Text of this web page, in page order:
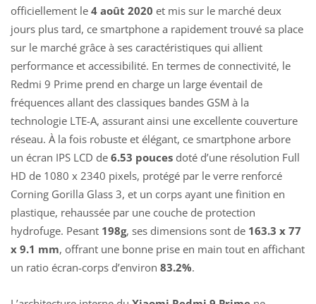
officiellement le 4 août 2020 et mis sur le marché deux
jours plus tard, ce smartphone a rapidement trouvé sa place
sur le marché grâce à ses caractéristiques qui allient
performance et accessibilité. En termes de connectivité, le
Redmi 9 Prime prend en charge un large éventail de
fréquences allant des classiques bandes GSM à la
technologie LTE-A, assurant ainsi une excellente couverture
réseau. À la fois robuste et élégant, ce smartphone arbore
un écran IPS LCD de 6.53 pouces doté d’une résolution Full
HD de 1080 x 2340 pixels, protégé par le verre renforcé
Corning Gorilla Glass 3, et un corps ayant une finition en
plastique, rehaussée par une couche de protection
hydrofuge. Pesant 198g, ses dimensions sont de 163.3 x 77
x 9.1 mm, offrant une bonne prise en main tout en affichant
un ratio écran-corps d’environ 83.2%.